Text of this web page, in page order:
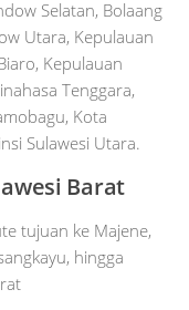
Selatan, Bolaang
Utara, Kepulauan
Kepulauan
Tenggara,
Kota
Sulawesi Utara.
Barat
tujuan ke Majene,
hingga